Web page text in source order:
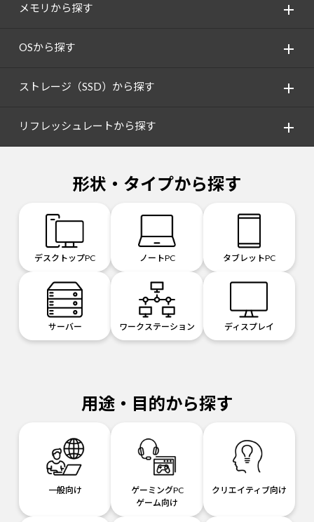
メモリから探す
OSから探す
ストレージ（SSD）から探す
リフレッシュレートから探す
形状・タイプから探す
デスクトップPC ノートPC タブレットPC
サーバー ワークステーション ディスプレイ
用途・目的から探す
一般向け
ゲーミングPC
ゲーム向け
クリエイティブ向け